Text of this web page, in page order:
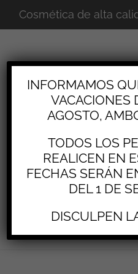
Cosmética de alta
INFORMAMOS
VACACIONES
AGOSTO,
TODOS LOS
REALICEN EN
FECHAS SERÁN
DEL 1 DE
DISCULPEN